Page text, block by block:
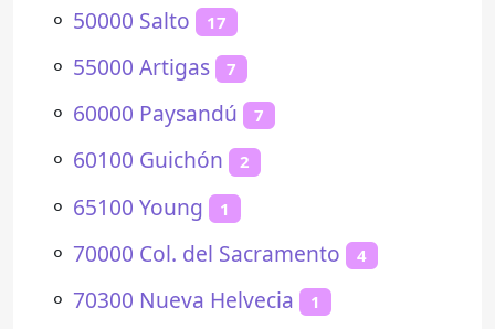
⚬ 50000 Salto 17
⚬ 55000 Artigas 7
⚬ 60000 Paysandú 7
⚬ 60100 Guichón 2
⚬ 65100 Young 1
⚬ 70000 Col. del Sacramento 4
⚬ 70300 Nueva Helvecia 1